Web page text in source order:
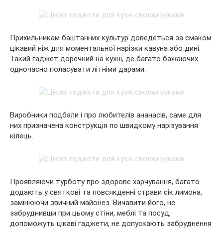
Прихильникам баштанних культур доведеться за смаком
цікавий ніж для моментальної нарізки кавуна або дині.
Такий гаджет доречний на кухні, де багато бажаючих
одночасно поласувати літніми дарами.
Виробники подбали і про любителів ананасів, саме для
них призначена конструкція по швидкому нарізування
кілець.
Проявляючи турботу про здорове харчування, багато
додають у святкові та повсякденні страви сік лимона,
замінюючи звичний майонез. Вичавити його, не
забруднивши при цьому стіни, меблі та посуд,
допоможуть цікаві гаджети, не допускають забруднення